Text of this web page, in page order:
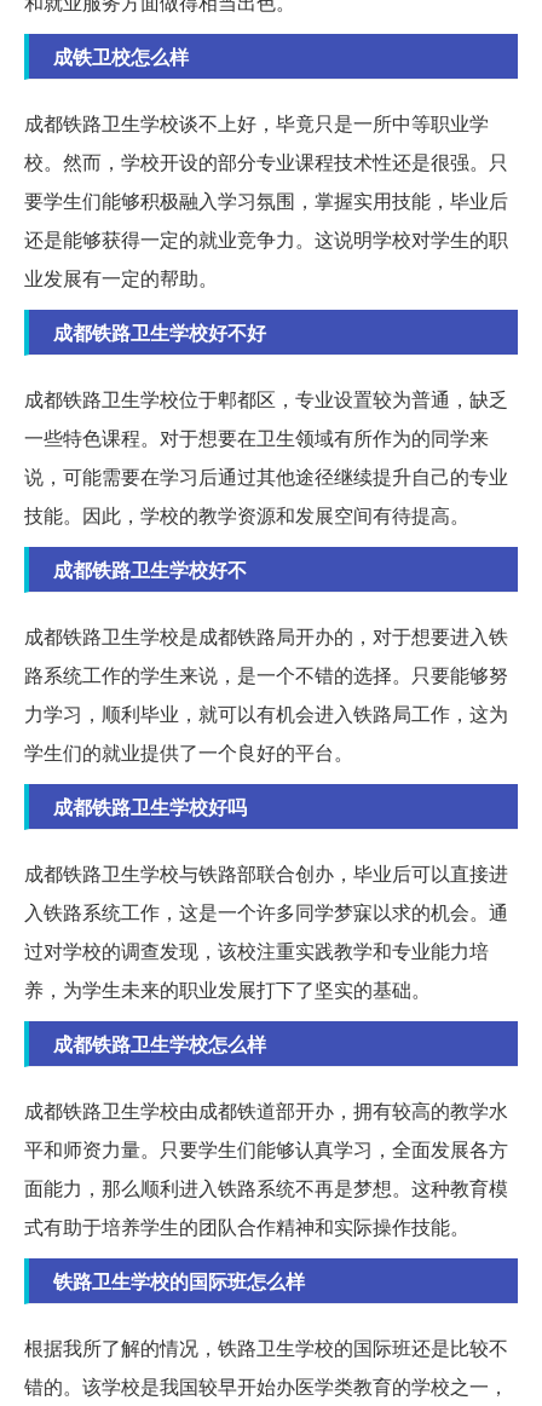
成铁卫校怎么样
成都铁路卫生学校谈不上好，毕竟只是一所中等职业学
校。然而，学校开设的部分专业课程技术性还是很强。只
要学生们能够积极融入学习氛围，掌握实用技能，毕业后
还是能够获得一定的就业竞争力。这说明学校对学生的职
业发展有一定的帮助。
成都铁路卫生学校好不好
成都铁路卫生学校位于郫都区，专业设置较为普通，缺乏
一些特色课程。对于想要在卫生领域有所作为的同学来
说，可能需要在学习后通过其他途径继续提升自己的专业
技能。因此，学校的教学资源和发展空间有待提高。
成都铁路卫生学校好不
成都铁路卫生学校是成都铁路局开办的，对于想要进入铁
路系统工作的学生来说，是一个不错的选择。只要能够努
力学习，顺利毕业，就可以有机会进入铁路局工作，这为
学生们的就业提供了一个良好的平台。
成都铁路卫生学校好吗
成都铁路卫生学校与铁路部联合创办，毕业后可以直接进
入铁路系统工作，这是一个许多同学梦寐以求的机会。通
过对学校的调查发现，该校注重实践教学和专业能力培
养，为学生未来的职业发展打下了坚实的基础。
成都铁路卫生学校怎么样
成都铁路卫生学校由成都铁道部开办，拥有较高的教学水
平和师资力量。只要学生们能够认真学习，全面发展各方
面能力，那么顺利进入铁路系统不再是梦想。这种教育模
式有助于培养学生的团队合作精神和实际操作技能。
铁路卫生学校的国际班怎么样
根据我所了解的情况，铁路卫生学校的国际班还是比较不
错的。该学校是我国较早开始办医学类教育的学校之一，